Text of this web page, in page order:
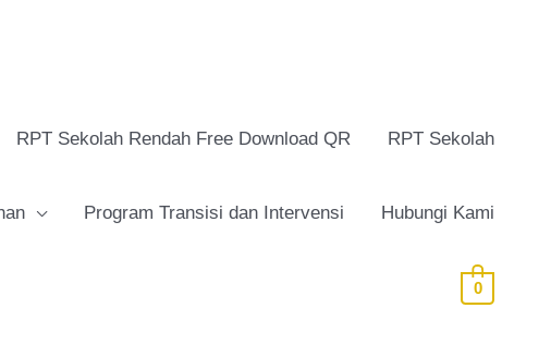
RPT Sekolah Rendah Free Download QR RPT Sekolah
Program Transisi dan Intervensi Hubungi Kami
0